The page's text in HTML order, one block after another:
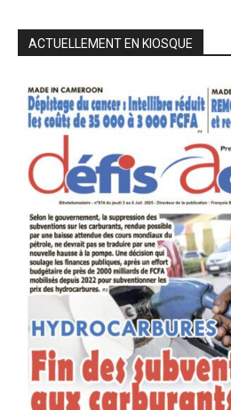
ACTUELLEMENT EN KIOSQUE